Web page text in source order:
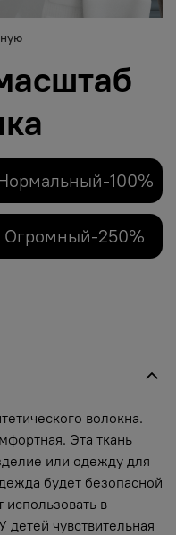
100%
Огромный-250%
волокна.
Эта ткань
или одежду для
будет безопасной
в
чувствительная